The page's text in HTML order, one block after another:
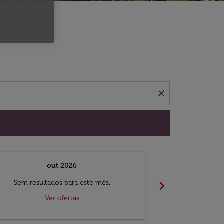
close
out 2026
Sem resultados para este mês.
Ver ofertas
chevron_right